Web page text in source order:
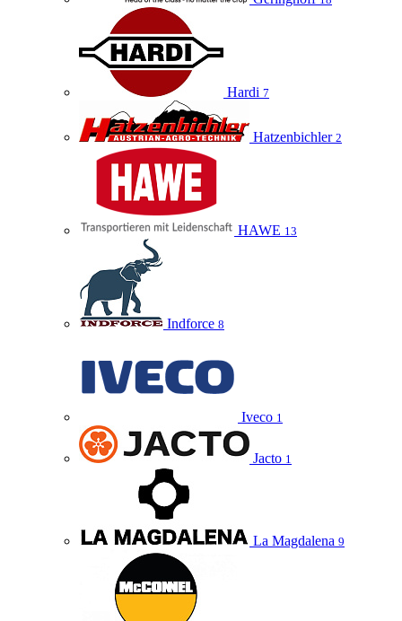
Hardi 7
Hatzenbichler 2
HAWE 13
Indforce 8
Iveco 1
Jacto 1
La Magdalena 9